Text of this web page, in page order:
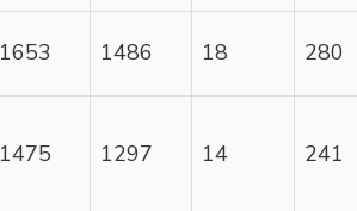
1653 1486 18 280
1475 1297 14 241